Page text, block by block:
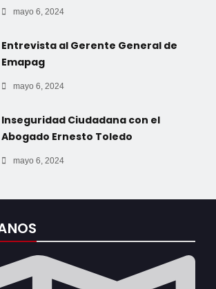
mayo 6, 2024
Entrevista al Gerente General de
Emapag
mayo 6, 2024
Inseguridad Ciudadana con el
Abogado Ernesto Toledo
mayo 6, 2024